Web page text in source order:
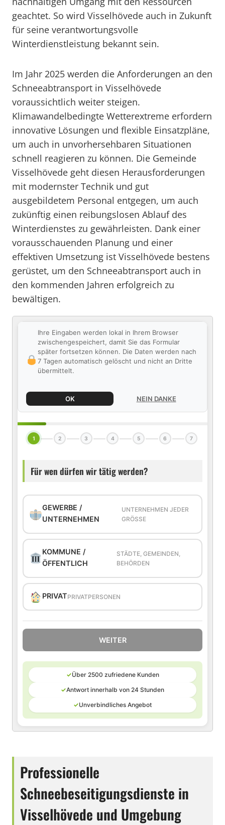
geachtet. So wird Visselhövede auch in Zukunft
für seine verantwortungsvolle
Winterdienstleistung bekannt sein.
Im Jahr 2025 werden die Anforderungen an den
Schneeabtransport in Visselhövede
voraussichtlich weiter steigen.
Klimawandelbedingte Wetterextreme erfordern
innovative Lösungen und flexible Einsatzpläne,
um auch in unvorhersehbaren Situationen
schnell reagieren zu können. Die Gemeinde
Visselhövede geht diesen Herausforderungen
mit modernster Technik und gut
ausgebildetem Personal entgegen, um auch
zukünftig einen reibungslosen Ablauf des
Winterdienstes zu gewährleisten. Dank einer
vorausschauenden Planung und einer
effektiven Umsetzung ist Visselhövede bestens
gerüstet, um den Schneeabtransport auch in
den kommenden Jahren erfolgreich zu
bewältigen.
Ihre Eingaben werden lokal in Ihrem Browser
zwischengespeichert, damit Sie das Formular
später fortsetzen können. Die Daten werden nach
7 Tagen automatisch gelöscht und nicht an Dritte
übermittelt.
OK NEIN DANKE
1 2 3 4 5 6 7
Für wen dürfen wir tätig werden?
GEWERBE /
UNTERNEHMEN
UNTERNEHMEN JEDER
GRÖSSE
KOMMUNE /
ÖFFENTLICH
STÄDTE, GEMEINDEN,
BEHÖRDEN
PRIVATPRIVATPERSONEN
WEITER
✓Über 2500 zufriedene Kunden
✓Antwort innerhalb von 24 Stunden
✓Unverbindliches Angebot
Professionelle
Schneebeseitigungsdienste in
Visselhövede und Umgebung